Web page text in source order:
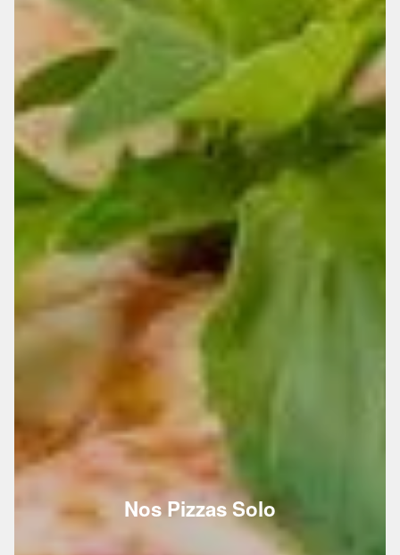
Nos Pizzas Solo